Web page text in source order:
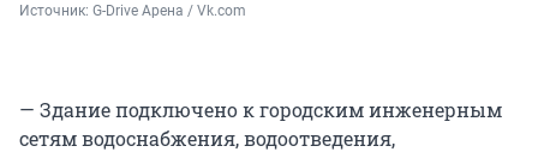
Источник: G-Drive Арена / Vk.com
— Здание подключено к городским инженерным
сетям водоснабжения, водоотведения,